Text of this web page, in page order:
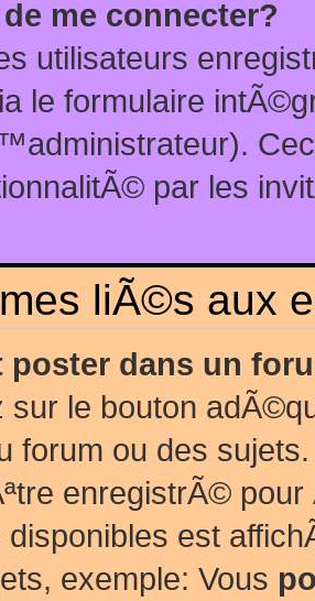
me connecter?
utilisateurs
le formulaire
par les
liÃ©s aux
poster dans un
sur le bouton
forum ou des
enregistrÃ©
disponibles est
exemple: Vous